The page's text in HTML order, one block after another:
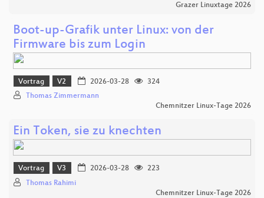
Grazer Linuxtage 2026
Boot-up-Grafik unter Linux: von der
Firmware bis zum Login
Vortrag V2 2026-03-28
324
Thomas Zimmermann
Chemnitzer Linux-Tage 2026
Ein Token, sie zu knechten
Vortrag V3 2026-03-28
223
Thomas Rahimi
Chemnitzer Linux-Tage 2026